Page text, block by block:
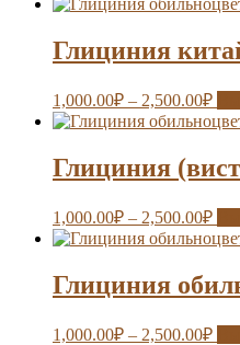
Глициния
1,000.00₽ – 2,500.00₽
Глициния
1,000.00₽ – 2,500.00₽
Глициния
1,000.00₽ – 2,500.00₽